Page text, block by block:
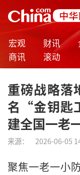
宏观 财讯
商讯
滚动
重磅战略
名“金钥匙
建全国一老
来源： 2026-06-05
聚焦一老一小